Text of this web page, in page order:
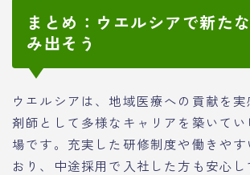
まとめ：ウエルシアで新た
み出そう
ウエルシアは、地域医療への貢献を
剤師として多様なキャリアを築いて
場です。充実した研修制度や働きや
おり、中途採用で入社した方も安心